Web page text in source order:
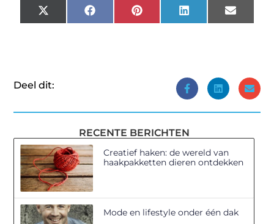
X
(Twitter)
FacebookPinterestLinkedInEmail
Deel dit:
RECENTE BERICHTEN
Creatief haken: de wereld van
haakpakketten dieren ontdekken
Mode en lifestyle onder één dak